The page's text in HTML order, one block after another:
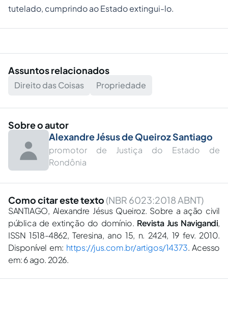
tutelado, cumprindo ao Estado extingui-lo.
Assuntos relacionados
Direito das Coisas Propriedade
Sobre o autor
Alexandre Jésus de Queiroz Santiago
promotor de Justiça do Estado de
Rondônia
Como citar este texto (NBR 6023:2018 ABNT)
SANTIAGO, Alexandre Jésus Queiroz. Sobre a ação civil
pública de extinção do domínio. Revista Jus Navigandi,
ISSN 1518-4862, Teresina, ano 15, n. 2424, 19 fev. 2010.
Disponível em: https://jus.com.br/artigos/14373. Acesso
em: 6 ago. 2026.